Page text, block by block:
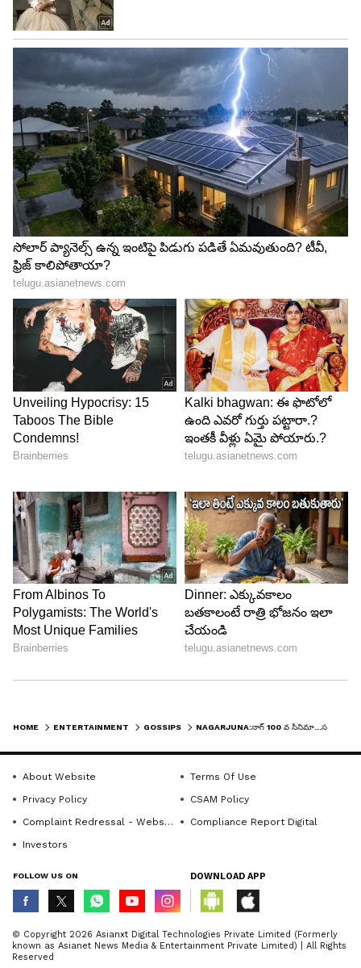
HOME ENTERTAINMENT GOSSIPS
About Website
Terms Of Use
Privacy Policy
CSAM Policy
Complaint Redressal - Website
Compliance Report Digital
Investors
FOLLOW US ON DOWNLOAD APP
© Copyright 2026 Asianxt Digital Technologies Private Limited (Formerly
known as Asianet News Media & Entertainment Private Limited) | All Rights
Reserved